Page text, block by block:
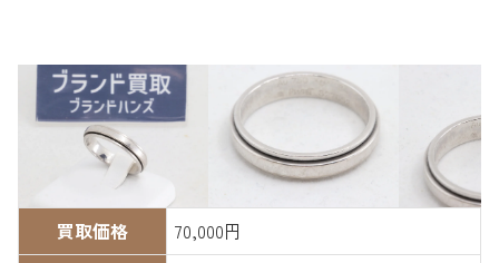
買取価格
70,000円